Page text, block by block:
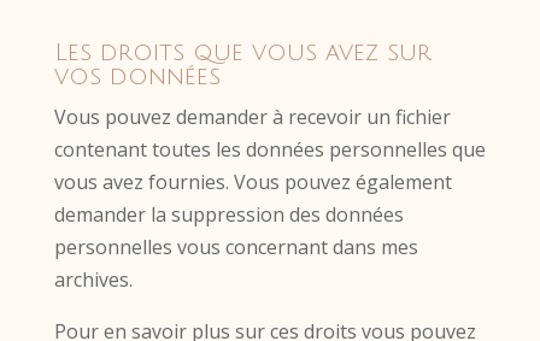
Les droits que vous avez sur
vos données
Vous pouvez demander à recevoir un fichier
contenant toutes les données personnelles que
vous avez fournies. Vous pouvez également
demander la suppression des données
personnelles vous concernant dans mes
archives.
Pour en savoir plus sur ces droits vous pouvez